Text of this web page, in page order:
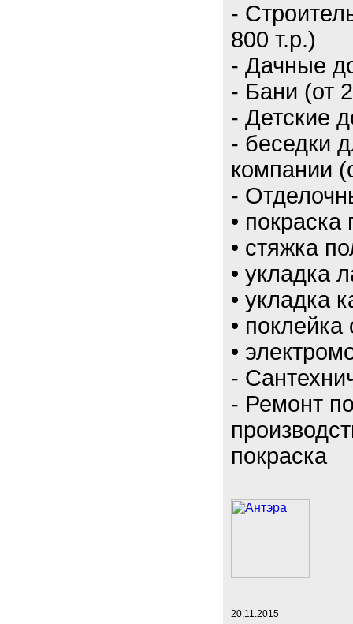
-
800 т.р.)
- Дачные
- Бани (от
- Детские
- беседки
компании
-
• покраска
• стяжка
• укладка
• укладка
• поклейка
•
-
- Ремонт
покраска
20.11.2015